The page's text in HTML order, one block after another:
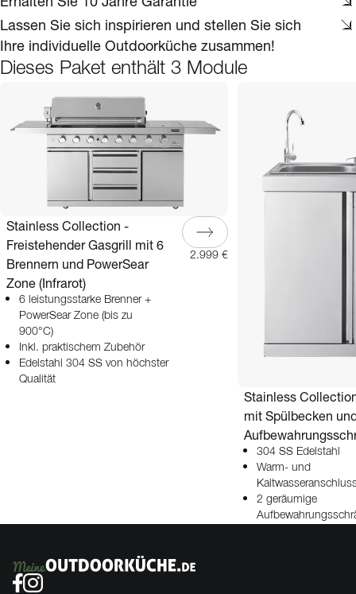
Lassen Sie sich inspirieren und stellen Sie sich
Ihre individuelle Outdoorküche zusammen!
Dieses Paket enthält 3 Module
Stainless Collection -
Freistehender Gasgrill mit 6
Brennern und PowerSear
Zone (Infrarot)
6 leistungsstarke Brenner +
PowerSear Zone (bis zu
900°C)
Inkl. praktischem Zubehör
Edelstahl 304 SS von höchster
Qualität
2.999 €
Stainless
mit Spülbecken
304 SS Edelstahl
Warm- und
2 geräumige